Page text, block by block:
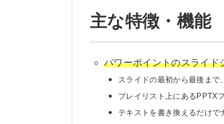
主な特徴・機能
パワーポイントのスライド
スライドの最初から最後まで
プレイリスト上にあるPPTX
テキストを書き換えるだけで